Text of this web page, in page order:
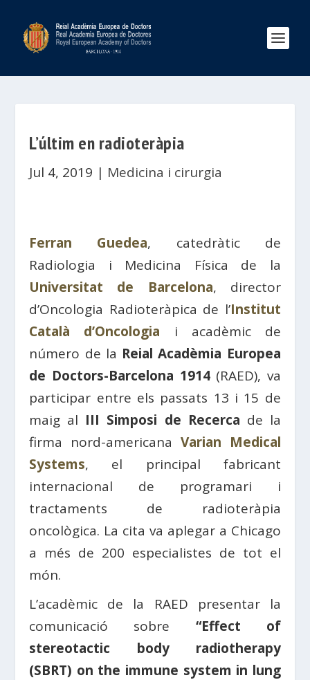
L’últim en radioteràpia
Jul 4, 2019 | Medicina i cirurgia
Ferran Guedea, catedràtic de
Radiologia i Medicina Física de la
Universitat de Barcelona, ​​director
d’Oncologia Radioteràpica de l’Institut
Català d’Oncologia i acadèmic de
número de la Reial Acadèmia Europea
de Doctors-Barcelona 1914(RAED), va
participar entre els passats 13 i 15 de
maig al III Simposi de Recerca de la
firma nord-americana Varian Medical
Systems, el principal fabricant
internacional de programari i
tractaments de radioteràpia
oncològica. La cita va aplegar a Chicago
a més de 200 especialistes de tot el
món.
L’acadèmic de la RAED presentar la
comunicació sobre “Effect of
stereotactic body radiotherapy
(SBRT) on the immune system in lung